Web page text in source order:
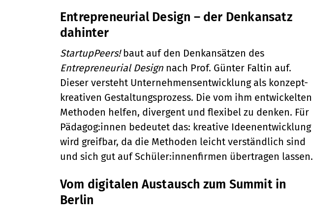
Entrepreneurial Design – der Denkansatz
dahinter
StartupPeers! baut auf den Denkansätzen des
Entrepreneurial Design nach Prof. Günter Faltin auf.
Dieser versteht Unternehmensentwicklung als konzept-
kreativen Gestaltungsprozess. Die vom ihm entwickelten
Methoden helfen, divergent und flexibel zu denken. Für
Pädagog:innen bedeutet das: kreative Ideenentwicklung
wird greifbar, da die Methoden leicht verständlich sind
und sich gut auf Schüler:innenfirmen übertragen lassen.
Vom digitalen Austausch zum Summit in
Berlin